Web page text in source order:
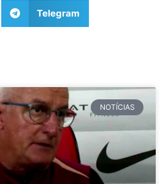
Telegram
NOTÍCIAS